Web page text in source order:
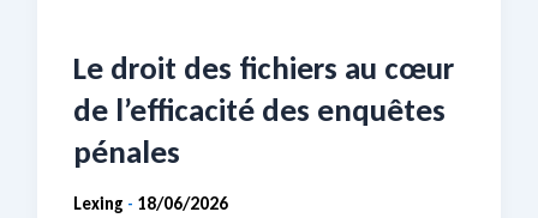
Le droit des fichiers au cœur
de l’efficacité des enquêtes
pénales
Lexing - 18/06/2026